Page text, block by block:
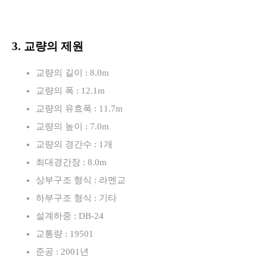
3. 교량의 제원
교량의 길이 : 8.0m
교량의 폭 : 12.1m
교량의 유효폭 : 11.7m
교량의 높이 : 7.0m
교량의 경간수 : 1개
최대경간장 : 8.0m
상부구조 형식 : 라멘교
하부구조 형식 : 기타
설계하중 : DB-24
교통량 : 19501
준공 : 2001년